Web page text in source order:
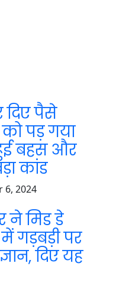
दिए पैसे
पड़ गया
बहस और
कांड
6, 2024
ने मिड डे
गड़बड़ी पर
दिए यह